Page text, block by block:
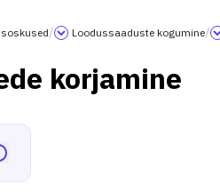
/ Loodussaaduste kogumine/
korjamine